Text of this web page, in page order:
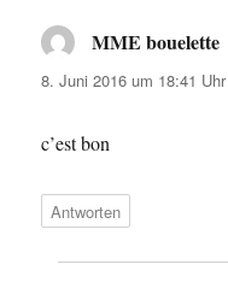
MME bouelette
8. Juni 2016 um 18:41 Uhr
c’est bon
Antworten